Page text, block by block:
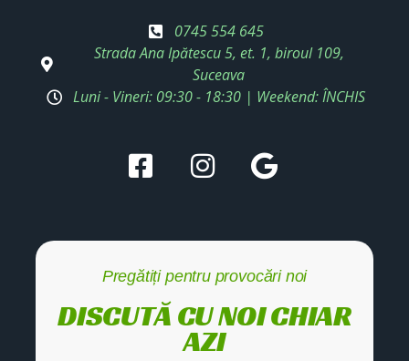
0745 554 645
Strada Ana Ipătescu 5, et. 1, biroul 109,
Suceava
Luni - Vineri: 09:30 - 18:30 | Weekend: ÎNCHIS
Pregătiți pentru provocări noi
DISCUTĂ CU NOI CHIAR
AZI